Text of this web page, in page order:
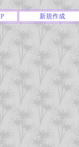
新規作成